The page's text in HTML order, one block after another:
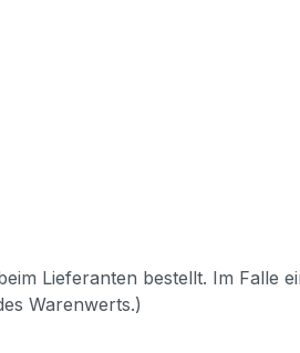
Lieferanten bestellt. Im Falle
Warenwerts.)